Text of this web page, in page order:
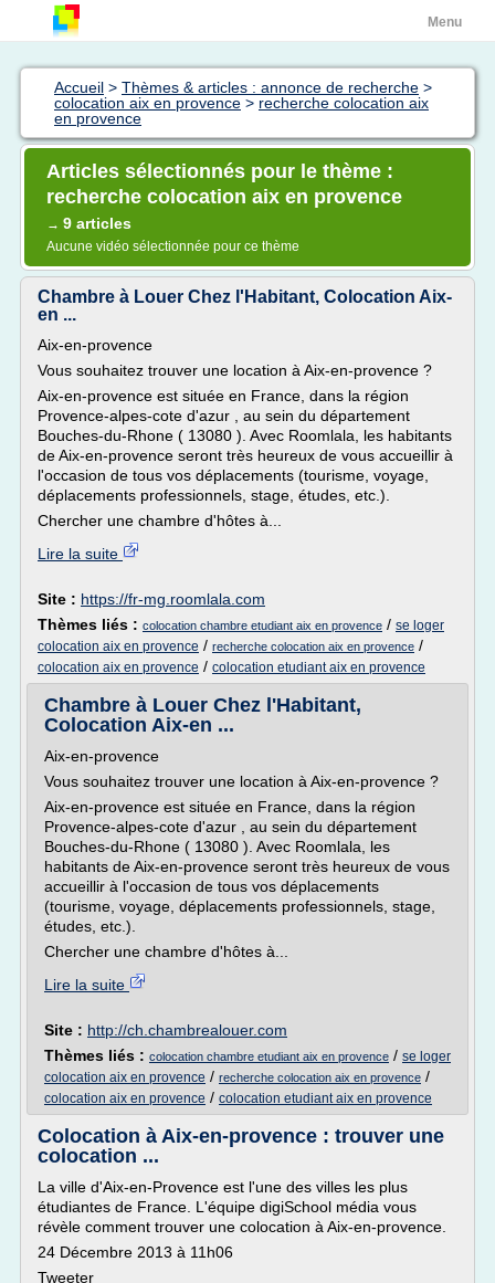
Menu
Accueil > Thèmes & articles : annonce de recherche >
colocation aix en provence > recherche colocation aix
en provence
Articles sélectionnés pour le thème :
recherche colocation aix en provence
→ 9 articles
Aucune vidéo sélectionnée pour ce thème
Chambre à Louer Chez l'Habitant, Colocation Aix-
en ...
Aix-en-provence
Vous souhaitez trouver une location à Aix-en-provence ?
Aix-en-provence est située en France, dans la région
Provence-alpes-cote d'azur , au sein du département
Bouches-du-Rhone ( 13080 ). Avec Roomlala, les habitants
de Aix-en-provence seront très heureux de vous accueillir à
l'occasion de tous vos déplacements (tourisme, voyage,
déplacements professionnels, stage, études, etc.).
Chercher une chambre d'hôtes à...
Lire la suite
Site : https://fr-mg.roomlala.com
Thèmes liés : colocation chambre etudiant aix en provence / se loger
colocation aix en provence / recherche colocation aix en provence /
colocation aix en provence / colocation etudiant aix en provence
Chambre à Louer Chez l'Habitant,
Colocation Aix-en ...
Aix-en-provence
Vous souhaitez trouver une location à Aix-en-provence ?
Aix-en-provence est située en France, dans la région
Provence-alpes-cote d'azur , au sein du département
Bouches-du-Rhone ( 13080 ). Avec Roomlala, les
habitants de Aix-en-provence seront très heureux de vous
accueillir à l'occasion de tous vos déplacements
(tourisme, voyage, déplacements professionnels, stage,
études, etc.).
Chercher une chambre d'hôtes à...
Lire la suite
Site : http://ch.chambrealouer.com
Thèmes liés : colocation chambre etudiant aix en provence / se loger
colocation aix en provence / recherche colocation aix en provence /
colocation aix en provence / colocation etudiant aix en provence
Colocation à Aix-en-provence : trouver une
colocation ...
La ville d'Aix-en-Provence est l'une des villes les plus
étudiantes de France. L'équipe digiSchool média vous
révèle comment trouver une colocation à Aix-en-provence.
24 Décembre 2013 à 11h06
Tweeter